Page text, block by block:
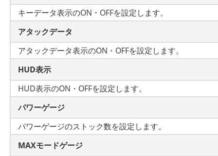
キーデータ表示のON・OFFを設定します。
アタックデータ
アタックデータ表示のON・OFFを設定します。
HUD表示
HUD表示のON・OFFを設定します。
パワーゲージ
パワーゲージのストック数を設定します。
MAXモードゲージ